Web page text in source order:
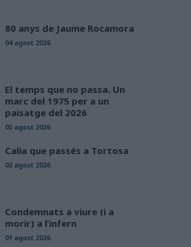
80 anys de Jaume Rocamora
04 agost 2026
El temps que no passa. Un
marc del 1975 per a un
paisatge del 2026
03 agost 2026
Calia que passés a Tortosa
02 agost 2026
Condemnats a viure (i a
morir) a l’infern
01 agost 2026